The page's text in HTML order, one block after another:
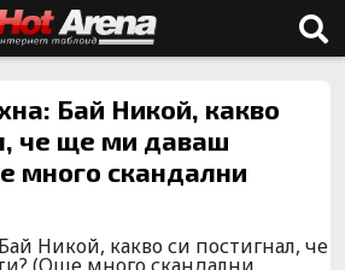
Бай Никой, какво
че ще ми даваш
много скандални